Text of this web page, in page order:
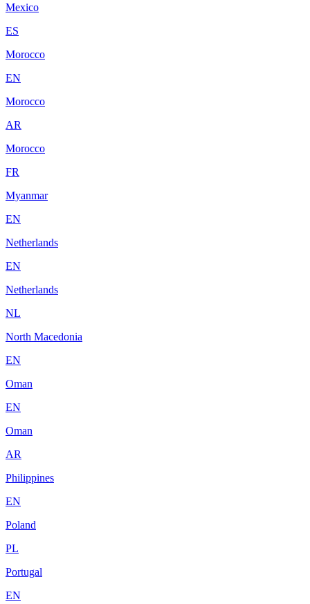
Mexico
ES
Morocco
EN
Morocco
AR
Morocco
FR
Myanmar
EN
Netherlands
EN
Netherlands
NL
North Macedonia
EN
Oman
EN
Oman
AR
Philippines
EN
Poland
PL
Portugal
EN